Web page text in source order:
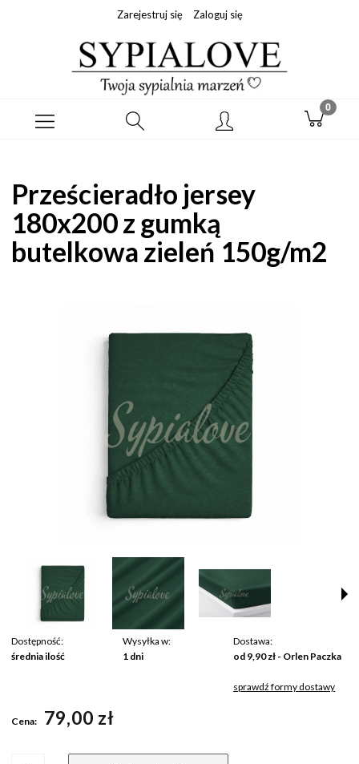
Zarejestruj się Zaloguj się
Prześcieradło jersey
180x200 z gumką
butelkowa zieleń 150g/m2
Dostępność:
średnia ilość
Wysyłka w:
1 dni
Dostawa:
od 9,90 zł - Orlen Paczka
sprawdź formy dostawy
Cena: 79,00 zł